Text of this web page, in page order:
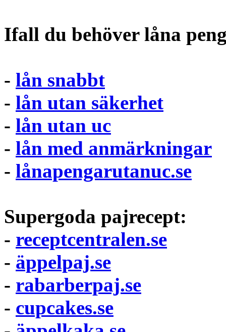
Ifall du behöver låna
- lån snabbt
- lån utan säkerhet
- lån utan uc
- lån med anmärkningar
- lånapengarutanuc.se
Supergoda pajrecept:
- receptcentralen.se
- äppelpaj.se
- rabarberpaj.se
- cupcakes.se